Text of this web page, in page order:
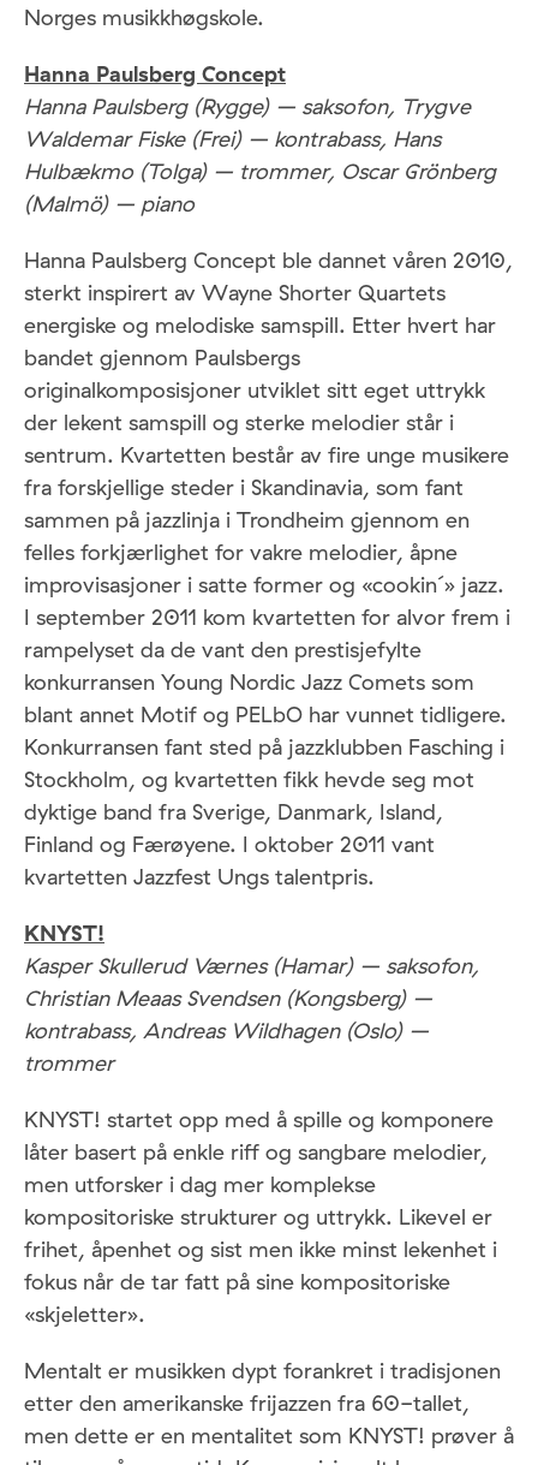
Norges musikkhøgskole.
Hanna Paulsberg Concept
Hanna Paulsberg (Rygge) – saksofon, Trygve
Waldemar Fiske (Frei) – kontrabass, Hans
Hulbækmo (Tolga) – trommer, Oscar Grönberg
(Malmö) – piano
Hanna Paulsberg Concept ble dannet våren 2010,
sterkt inspirert av Wayne Shorter Quartets
energiske og melodiske samspill. Etter hvert har
bandet gjennom Paulsbergs
originalkomposisjoner utviklet sitt eget uttrykk
der lekent samspill og sterke melodier står i
sentrum. Kvartetten består av fire unge musikere
fra forskjellige steder i Skandinavia, som fant
sammen på jazzlinja i Trondheim gjennom en
felles forkjærlighet for vakre melodier, åpne
improvisasjoner i satte former og «cookin´» jazz.
I september 2011 kom kvartetten for alvor frem i
rampelyset da de vant den prestisjefylte
konkurransen Young Nordic Jazz Comets som
blant annet Motif og PELbO har vunnet tidligere.
Konkurransen fant sted på jazzklubben Fasching i
Stockholm, og kvartetten fikk hevde seg mot
dyktige band fra Sverige, Danmark, Island,
Finland og Færøyene. I oktober 2011 vant
kvartetten Jazzfest Ungs talentpris.
KNYST!
Kasper Skullerud Værnes (Hamar) – saksofon,
Christian Meaas Svendsen (Kongsberg) –
kontrabass, Andreas Wildhagen (Oslo) –
trommer
KNYST! startet opp med å spille og komponere
låter basert på enkle riff og sangbare melodier,
men utforsker i dag mer komplekse
kompositoriske strukturer og uttrykk. Likevel er
frihet, åpenhet og sist men ikke minst lekenhet i
fokus når de tar fatt på sine kompositoriske
«skjeletter».
Mentalt er musikken dypt forankret i tradisjonen
etter den amerikanske frijazzen fra 60-tallet,
men dette er en mentalitet som KNYST! prøver å